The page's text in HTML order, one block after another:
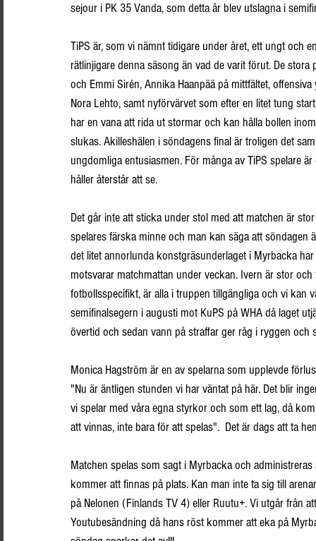
sejour i PK 35 Vanda, som detta år blev utslagna i
TiPS är, som vi nämnt tidigare under året, ett ungt och
rätlinjigare denna säsong än vad de varit förut. De
och Emmi Sirén, Annika Haanpää på mittfältet,
Nora Lehto, samt nyförvärvet som efter en litet tung
har en vana att rida ut stormar och kan hålla bollen
slukas. Akilleshälen i söndagens final är troligen det
ungdomliga entusiasmen. För många av TiPS spelare
håller återstår att se.
Det går inte att sticka under stol med att matchen är
spelares färska minne och man kan säga att söndagen
det litet annorlunda konstgräsunderlaget i Myrbacka
motsvarar matchmattan under veckan. Ivern är stor
fotbollsspecifikt, är alla i truppen tillgängliga och vi kan
semifinalsegern i augusti mot KuPS på WHA då laget
övertid och sedan vann på straffar ger råg i ryggen och
Monica Hagström är en av spelarna som upplevde
"Nu är äntligen stunden vi har väntat på här. Det blir
vi spelar med våra egna styrkor och som ett lag, då
att vinnas, inte bara för att spelas".  Det är dags att ta
Matchen spelas som sagt i Myrbacka och
kommer att finnas på plats. Kan man inte ta sig till
på Nelonen (Finlands TV 4) eller Ruutu+. Vi utgår från
Youtubesändning då hans röst kommer att eka på